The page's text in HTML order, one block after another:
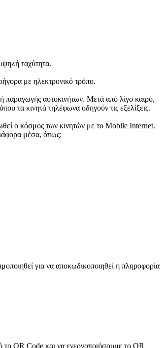
ταχύτητα.
με ηλεκτρονικό τρόπο.
παραγωγής αυτοκινήτων. Μετά από λίγο καιρό,
τα κινητά τηλέφωνα οδηγούν τις εξελίξεις.
ο κόσμος των κινητών με το Mobile Internet.
μέσα, όπως:
για να αποκωδικοποιηθεί η πληροφορία
QR Code και να ενεργοποιήσουμε το QR